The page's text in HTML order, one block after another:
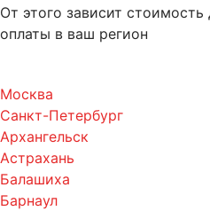
От этого зависит
оплаты в ваш регион
Москва
Санкт-Петербург
Архангельск
Астрахань
Балашиха
Барнаул